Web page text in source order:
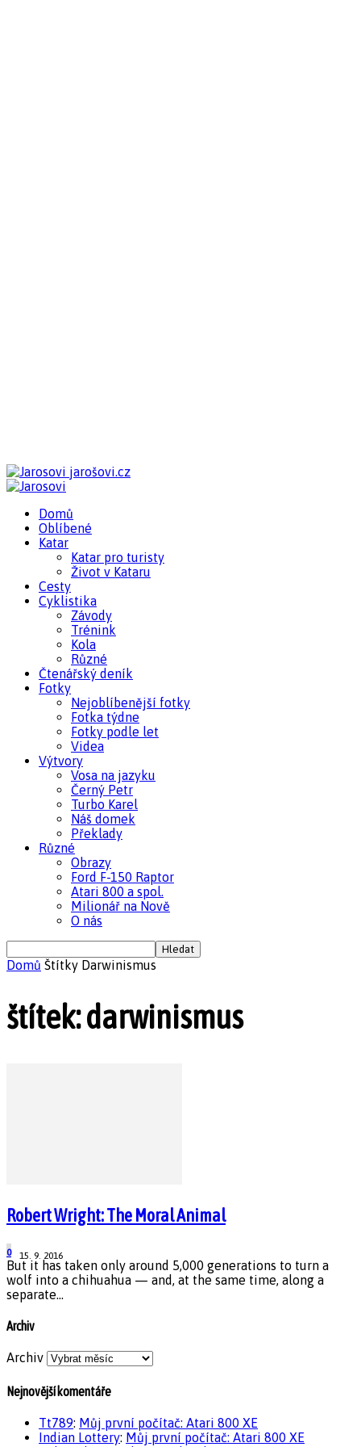
jarošovi.cz
Domů
Oblíbené
Katar
Katar pro turisty
Život v Kataru
Cesty
Cyklistika
Závody
Trénink
Kola
Různé
Čtenářský deník
Fotky
Nejoblíbenější fotky
Fotka týdne
Fotky podle let
Videa
Výtvory
Vosa na jazyku
Černý Petr
Turbo Karel
Náš domek
Překlady
Různé
Obrazy
Ford F-150 Raptor
Atari 800 a spol.
Milionář na Nově
O nás
Domů Štítky Darwinismus
štítek: darwinismus
Robert Wright: The Moral Animal
15. 9. 2016
0
But it has taken only around 5,000 generations to turn a
wolf into a chihuahua — and, at the same time, along a
separate...
Archiv
Archiv
Nejnovější komentáře
Tt789: Můj první počítač: Atari 800 XE
Indian Lottery: Můj první počítač: Atari 800 XE